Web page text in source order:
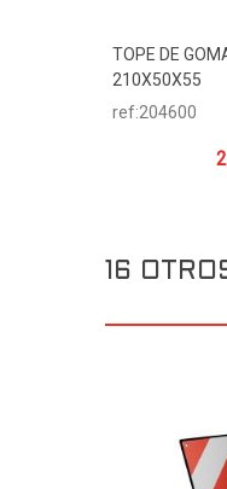
Añadir Al
TOPE DE
210X50X55
ref:204600
16